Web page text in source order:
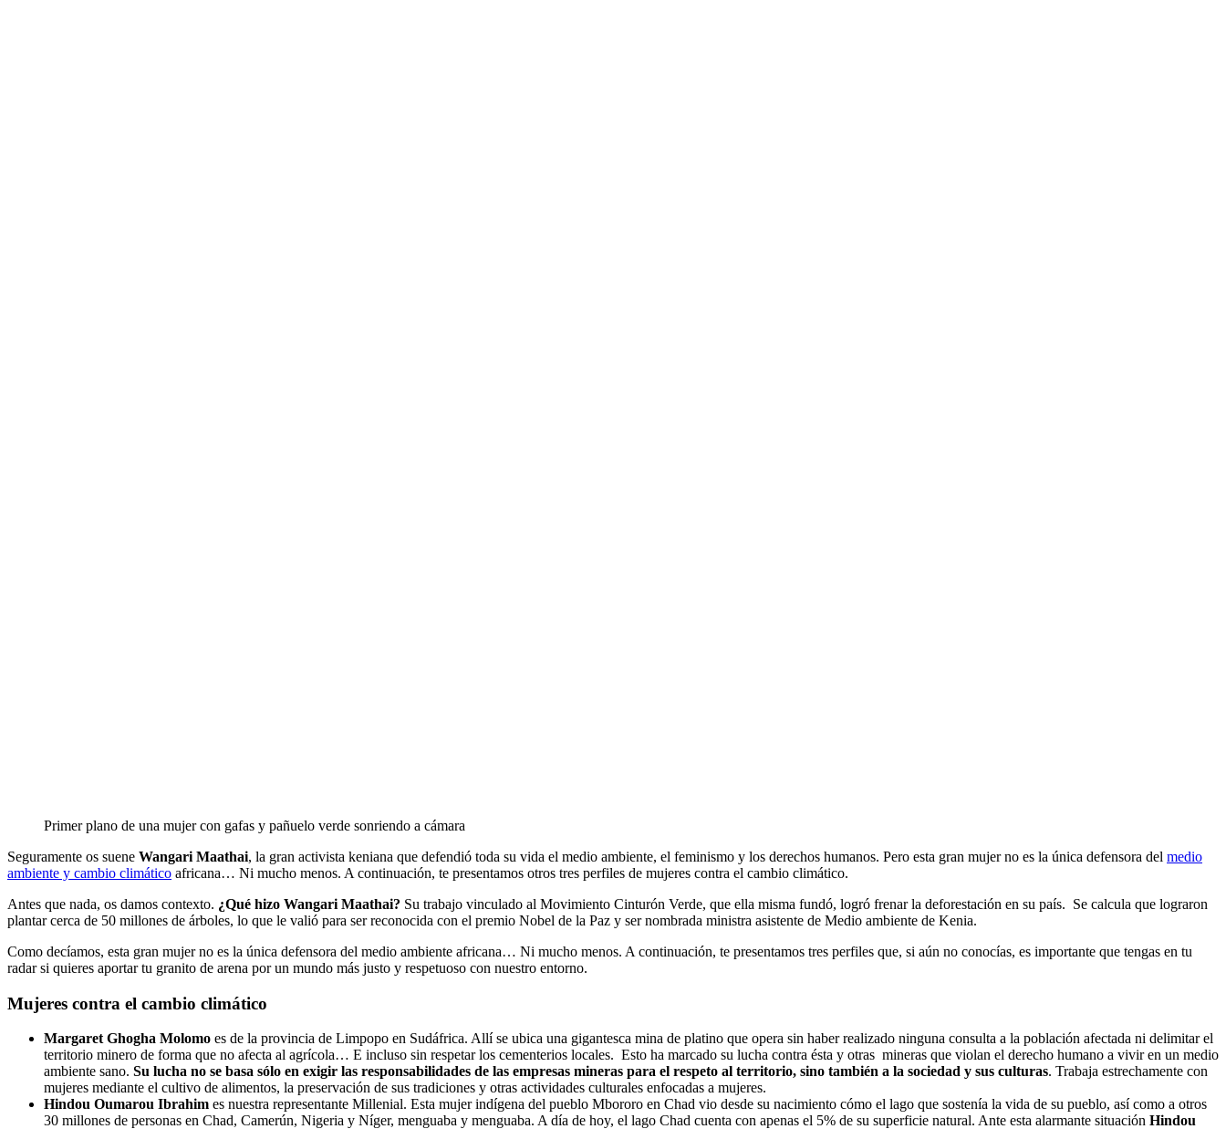
Primer plano de una mujer con gafas y pañuelo verde sonriendo a cámara
Seguramente os suene Wangari Maathai, la gran activista keniana que defendió toda su vida el medio ambiente, el feminismo y los derechos humanos. Pero esta gran mujer no es la única defensora del medio
ambiente y cambio climático africana… Ni mucho menos. A continuación, te presentamos otros tres perfiles de mujeres contra el cambio climático.
Antes que nada, os damos contexto. ¿Qué hizo Wangari Maathai? Su trabajo vinculado al Movimiento Cinturón Verde, que ella misma fundó, logró frenar la deforestación en su país. Se calcula que lograron
plantar cerca de 50 millones de árboles, lo que le valió para ser reconocida con el premio Nobel de la Paz y ser nombrada ministra asistente de Medio ambiente de Kenia.
Como decíamos, esta gran mujer no es la única defensora del medio ambiente africana… Ni mucho menos. A continuación, te presentamos tres perfiles que, si aún no conocías, es importante que tengas en tu
radar si quieres aportar tu granito de arena por un mundo más justo y respetuoso con nuestro entorno.
Mujeres contra el cambio climático
Margaret Ghogha Molomo es de la provincia de Limpopo en Sudáfrica. Allí se ubica una gigantesca mina de platino que opera sin haber realizado ninguna consulta a la población afectada ni delimitar el
territorio minero de forma que no afecta al agrícola… E incluso sin respetar los cementerios locales. Esto ha marcado su lucha contra ésta y otras mineras que violan el derecho humano a vivir en un medio
ambiente sano. Su lucha no se basa sólo en exigir las responsabilidades de las empresas mineras para el respeto al territorio, sino también a la sociedad y sus culturas. Trabaja estrechamente con
mujeres mediante el cultivo de alimentos, la preservación de sus tradiciones y otras actividades culturales enfocadas a mujeres.
Hindou Oumarou Ibrahim es nuestra representante Millenial. Esta mujer indígena del pueblo Mbororo en Chad vio desde su nacimiento cómo el lago que sostenía la vida de su pueblo, así como a otros
30 millones de personas en Chad, Camerún, Nigeria y Níger, menguaba y menguaba. A día de hoy, el lago Chad cuenta con apenas el 5% de su superficie natural. Ante esta alarmante situación Hindou